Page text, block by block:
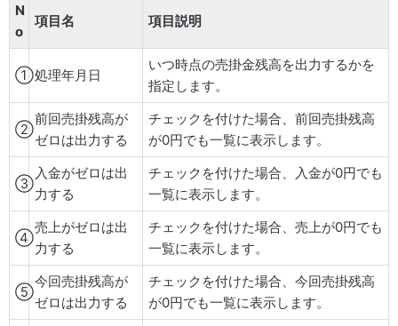
N
o
項目名 項目説明
①処理年月日
いつ時点の売掛金残高を出力するかを
指定します。
②
前回売掛残高が
ゼロは出力する
チェックを付けた場合、前回売掛残高
が0円でも一覧に表示します。
③
入金がゼロは出
力する
チェックを付けた場合、入金が0円でも
一覧に表示します。
④
売上がゼロは出
力する
チェックを付けた場合、売上が0円でも
一覧に表示します。
⑤
今回売掛残高が
ゼロは出力する
チェックを付けた場合、今回売掛残高
が0円でも一覧に表示します。